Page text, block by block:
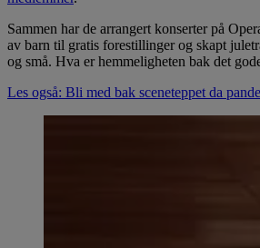
Sammen har de arrangert konserter på
av barn til gratis forestillinger og skapt
og små. Hva er hemmeligheten bak det
Les også: Bli med bak sceneteppet da